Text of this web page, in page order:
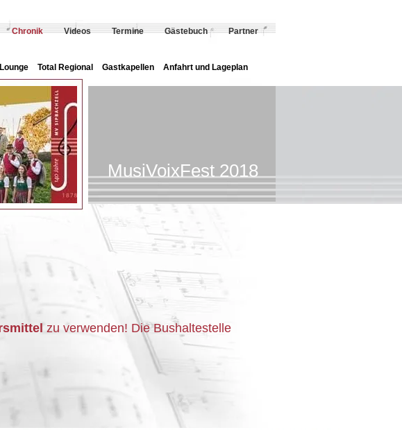
Chronik Videos Termine Gästebuch Partner
Total Regional Gastkapellen Anfahrt und Lageplan
MusiVoixFest 2018
zu verwenden! Die Bushaltestelle